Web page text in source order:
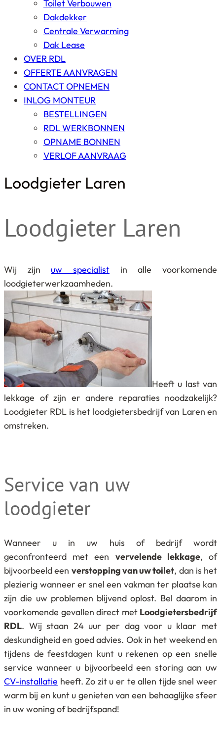
Toilet Verbouwen
Dakdekker
Centrale Verwarming
Dak Lease
OVER RDL
OFFERTE AANVRAGEN
CONTACT OPNEMEN
INLOG MONTEUR
BESTELLINGEN
RDL WERKBONNEN
OPNAME BONNEN
VERLOF AANVRAAG
Loodgieter Laren
Loodgieter Laren
Wij zijn uw specialist in alle voorkomende
loodgieterwerkzaamheden.
Heeft u last van
lekkage of zijn er andere reparaties noodzakelijk?
Loodgieter RDL is het loodgietersbedrijf van Laren en
omstreken.
Service van uw
loodgieter
Wanneer u in uw huis of bedrijf wordt
geconfronteerd met een vervelende lekkage, of
bijvoorbeeld een verstopping van uw toilet, dan is het
plezierig wanneer er snel een vakman ter plaatse kan
zijn die uw problemen blijvend oplost. Bel daarom in
voorkomende gevallen direct met Loodgietersbedrijf
RDL. Wij staan 24 uur per dag voor u klaar met
deskundigheid en goed advies. Ook in het weekend en
tijdens de feestdagen kunt u rekenen op een snelle
service wanneer u bijvoorbeeld een storing aan uw
CV-installatie heeft. Zo zit u er te allen tijde snel weer
warm bij en kunt u genieten van een behaaglijke sfeer
in uw woning of bedrijfspand!